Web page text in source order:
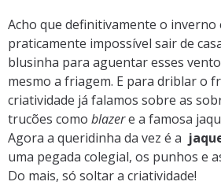
Acho que definitivamente o inverno
praticamente impossível sair de
blusinha para aguentar esses
mesmo a friagem. E para driblar o
criatividade já falamos sobre as
trucões como blazere a famosa
Agora a queridinha da vez é a
uma pegada colegial, os punhos e
Do mais, só soltar a criatividade!